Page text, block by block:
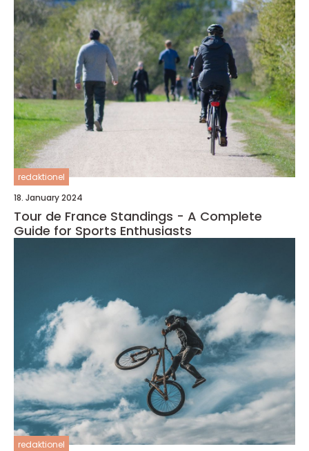
redaktionel
18. January 2024
Tour de France Standings - A Complete
Guide for Sports Enthusiasts
redaktionel